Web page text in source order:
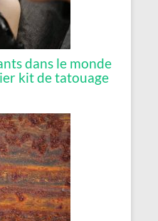
dans le monde
kit de tatouage